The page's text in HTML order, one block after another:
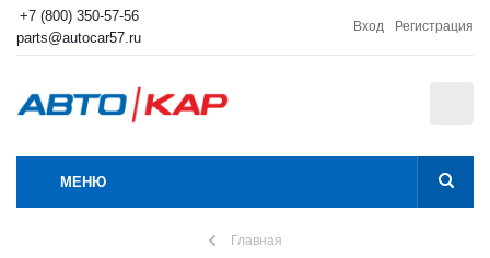
+7 (800) 350-57-56
parts@autocar57.ru
Вход Регистрация
МЕНЮ
Главная